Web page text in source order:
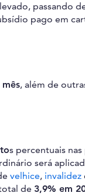
passando
pago em
, além de
s percentuais
será
velhice, invalidez
de 3,9% em